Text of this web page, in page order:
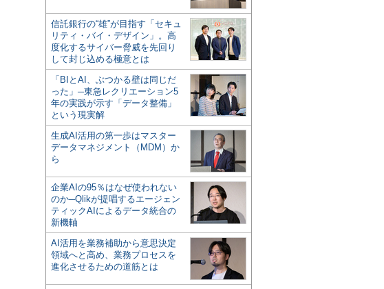
信託銀行の“雄”が目指す「セキュ
リティ・バイ・デザイン」。高
度化するサイバー脅威を先回り
して封じ込める極意とは
「BIとAI、ぶつかる壁は同じだ
った」─東急レクリエーション5
年の実践が示す「データ整備」
という現実解
生成AI活用の第一歩はマスター
データマネジメント（MDM）か
ら
企業AIの95％はなぜ使われない
のか─Qlikが提唱するエージェン
ティックAIによるデータ統合の
新機軸
AI活用を業務補助から意思決定
領域へと高め、業務プロセスを
進化させるための道筋とは